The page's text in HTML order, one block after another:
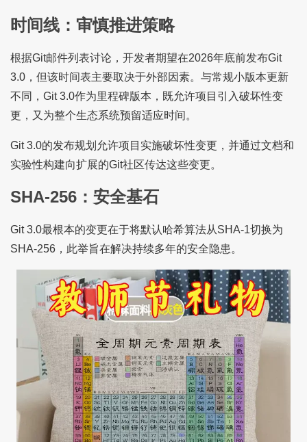
时间线：审慎推进策略
根据Git邮件列表讨论，开发者期望在2026年底前发布Git
3.0，但该时间表主要取决于外部因素。与常规小版本更新
不同，Git 3.0作为里程碑版本，既允许项目引入破坏性变
更，又为整个生态系统预留适应时间。
Git 3.0的发布规划允许项目实施破坏性变更，并通过文档和
实验性构建向扩展的Git社区传达这些变更。
SHA-256：安全基石
Git 3.0最根本的变更在于将默认哈希算法从SHA-1切换为
SHA-256，此举旨在解决持续多年的安全隐患。